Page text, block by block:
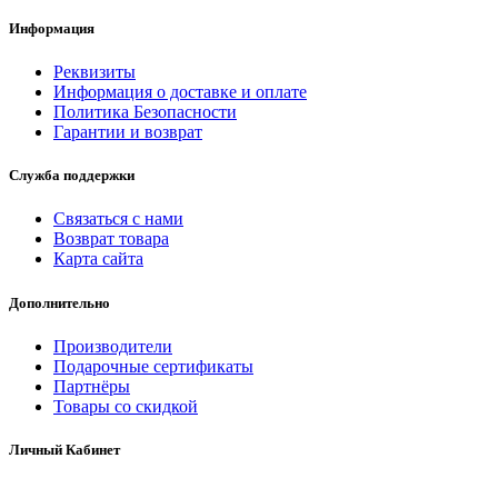
Информация
Реквизиты
Информация о доставке и оплате
Политика Безопасности
Гарантии и возврат
Служба поддержки
Связаться с нами
Возврат товара
Карта сайта
Дополнительно
Производители
Подарочные сертификаты
Партнёры
Товары со скидкой
Личный Кабинет